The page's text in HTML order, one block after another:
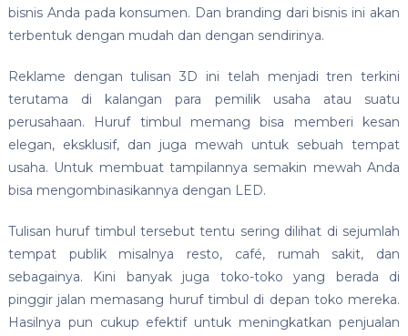
bisnis Anda pada konsumen. Dan branding dari bisnis ini akan
terbentuk dengan mudah dan dengan sendirinya.
Reklame dengan tulisan 3D ini telah menjadi tren terkini
terutama di kalangan para pemilik usaha atau suatu
perusahaan. Huruf timbul memang bisa memberi kesan
elegan, eksklusif, dan juga mewah untuk sebuah tempat
usaha. Untuk membuat tampilannya semakin mewah Anda
bisa mengombinasikannya dengan LED.
Tulisan huruf timbul tersebut tentu sering dilihat di sejumlah
tempat publik misalnya resto, café, rumah sakit, dan
sebagainya. Kini banyak juga toko-toko yang berada di
pinggir jalan memasang huruf timbul di depan toko mereka.
Hasilnya pun cukup efektif untuk meningkatkan penjualan